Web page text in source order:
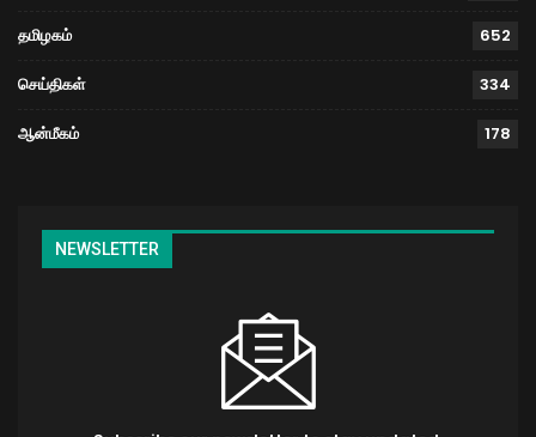
தமிழகம் 652
செய்திகள் 334
ஆன்மீகம் 178
NEWSLETTER